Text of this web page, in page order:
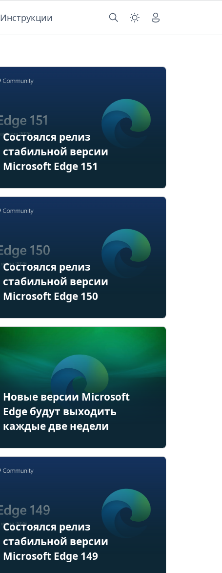
Инструкции
Состоялся релиз
стабильной версии
Microsoft Edge 151
Состоялся релиз
стабильной версии
Microsoft Edge 150
Новые версии Microsoft
Edge будут выходить
каждые две недели
Состоялся релиз
стабильной версии
Microsoft Edge 149